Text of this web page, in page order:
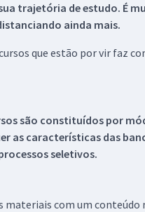
trajetória de estudo. É
ainda mais.
que estão por vir faz
são constituídos por
as características das
seletivos.
materiais com um